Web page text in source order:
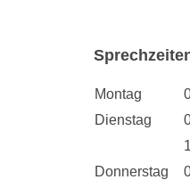
Montag
Dienstag
Donnerstag